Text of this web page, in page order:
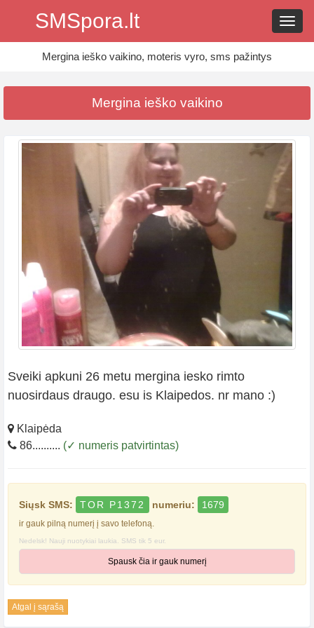
SMSpora.lt
Mergina ieško vaikino, moteris vyro, sms pažintys
Mergina ieško vaikino
Sveiki apkuni 26 metu mergina iesko rimto
nuosirdaus draugo. esu is Klaipedos. nr mano :)
Klaipėda
86.......... (✓ numeris patvirtintas)
Siųsk SMS: TOR P1372 numeriu: 1679
ir gauk pilną numerį į savo telefoną.
Nedelsk! Nauji nuotykiai laukia. SMS tik 5 eur.
Spausk čia ir gauk numerį
Atgal į sąrašą